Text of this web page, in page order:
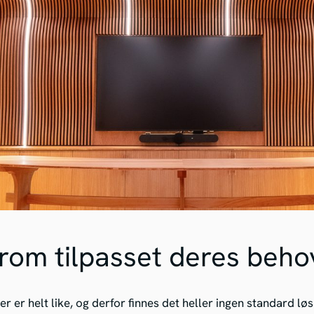
tilpasset deres
er helt like, og derfor finnes det heller ingen standard